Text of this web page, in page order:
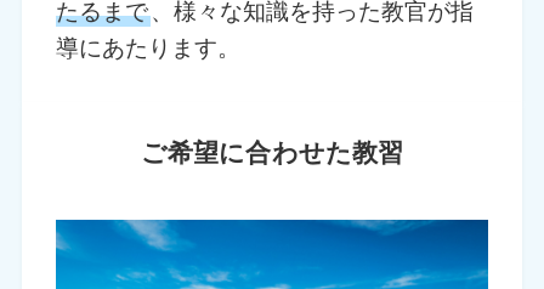
たるまで、様々な知識を持った教官が指
導にあたります。
ご希望に合わせた教習